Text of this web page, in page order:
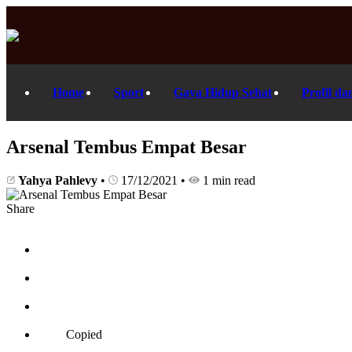
Home Sport Gaya Hidup Sehat Profil
Arsenal Tembus Empat Besar
Yahya Pahlevy • 17/12/2021 • 1 min read
Share
Copied